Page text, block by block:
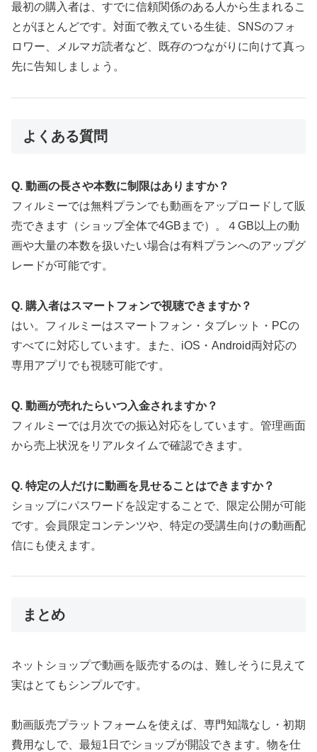
最初の購入者は、すでに信頼関係のある人から生まれるこ
とがほとんどです。対面で教えている生徒、SNSのフォ
ロワー、メルマガ読者など、既存のつながりに向けて真っ
先に告知しましょう。
よくある質問
Q. 動画の長さや本数に制限はありますか？
フィルミーでは無料プランでも動画をアップロードして販
売できます（ショップ全体で4GBまで）。４GB以上の動
画や大量の本数を扱いたい場合は有料プランへのアップグ
レードが可能です。
Q. 購入者はスマートフォンで視聴できますか？
はい。フィルミーはスマートフォン・タブレット・PCの
すべてに対応しています。また、iOS・Android両対応の
専用アプリでも視聴可能です。
Q. 動画が売れたらいつ入金されますか？
フィルミーでは月次での振込対応をしています。管理画面
から売上状況をリアルタイムで確認できます。
Q. 特定の人だけに動画を見せることはできますか？
ショップにパスワードを設定することで、限定公開が可能
です。会員限定コンテンツや、特定の受講生向けの動画配
信にも使えます。
まとめ
ネットショップで動画を販売するのは、難しそうに見えて
実はとてもシンプルです。
動画販売プラットフォームを使えば、専門知識なし・初期
費用なしで、最短1日でショップが開設できます。物を仕